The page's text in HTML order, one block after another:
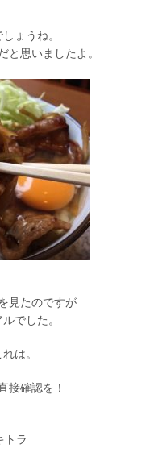
ょうね。
と思いましたよ。
見たのですが
でした。
は。
接確認を！
トラ